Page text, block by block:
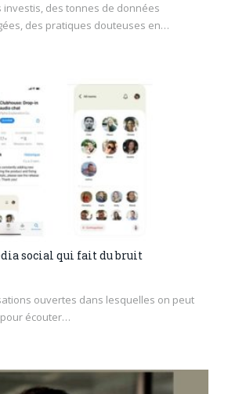
investis, des tonnes de données
des pratiques douteuses en…
social qui fait du bruit
ouvertes dans lesquelles on peut
écouter…